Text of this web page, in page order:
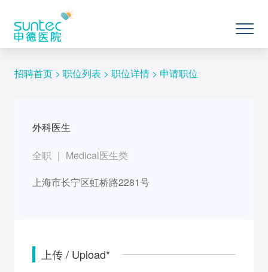
招聘首页 > 职位列表 > 职位详情 > 申请职位
外科医生
全职 ｜ Medical医生类
上海市长宁区虹桥路2281号
上传 / Upload*